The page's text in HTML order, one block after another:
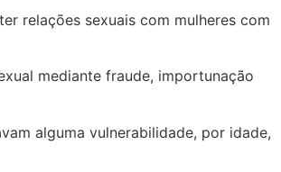
relações sexuais com mulheres com
mediante fraude, importunação
alguma vulnerabilidade, por idade,